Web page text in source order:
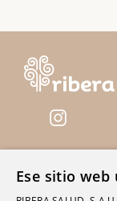
Servicios
Ese sitio web